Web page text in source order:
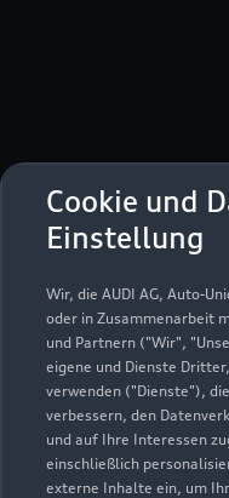
Cookie und
Einstellung
Wir, die AUDI AG, Auto-
oder in Zusammenarbeit
und Partnern ("Wir",
eigene und Dienste
verwenden ("Dienste"),
verbessern, den
und auf Ihre Interessen
einschließlich
externe Inhalte ein, um
Breslauer Straße
78166
0771 83210
info@autowelt-
Kontaktdaten